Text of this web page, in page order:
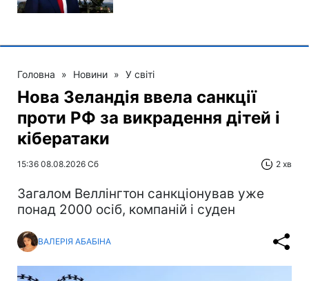
Головна » Новини » У світі
Нова Зеландія ввела санкції
проти РФ за викрадення дітей і
кібератаки
15:36 08.08.2026 Сб 2 хв
Загалом Веллінгтон санкціонував уже
понад 2000 осіб, компаній і суден
ВАЛЕРІЯ АБАБІНА